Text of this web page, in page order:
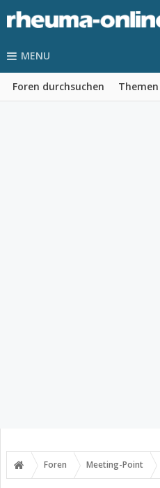
MENU
Foren durchsuchen
Foren Meeting-Point